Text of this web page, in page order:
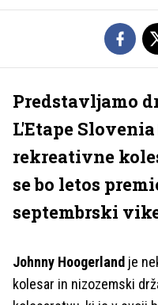
Predstavljamo
L'Etape
rekreativne
se bo letos
septembrski
Johnny Hoogerland je
kolesar in nizozemski